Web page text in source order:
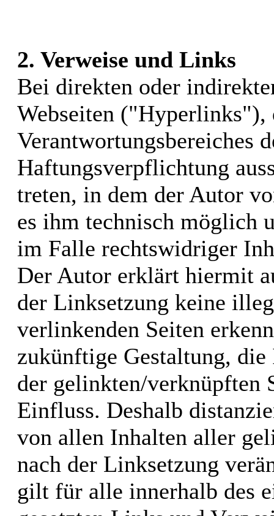
2. Verweise und Links
Bei direkten oder
Webseiten ("Hyperlinks"),
Verantwortungsbereiches
Haftungsverpflichtung
treten, in dem der Autor
es ihm technisch möglich
im Falle rechtswidriger
Der Autor erklärt hiermit
der Linksetzung keine
verlinkenden Seiten
zukünftige Gestaltung,
der gelinkten/verknüpften
Einfluss. Deshalb
von allen Inhalten aller
nach der Linksetzung
gilt für alle innerhalb des